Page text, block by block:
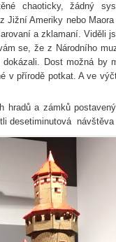
chaoticky, žádný
Ameriky nebo
a zklamaní. Viděli
se, že z Národního
Dost možná by
v přírodě potkat. A ve
a zámků
desetiminutová